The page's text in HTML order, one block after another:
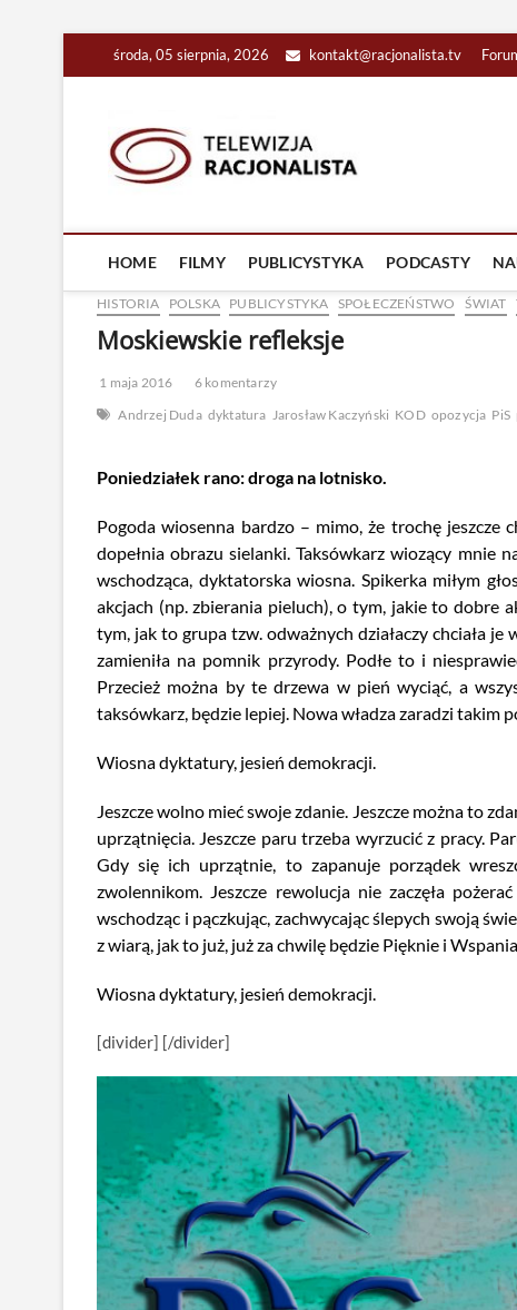
środa, 05 sierpnia, 2026 kontakt@racjonalista.tv
HOME FILMY PUBLICYSTYKA PODCASTY
HISTORIA POLSKA PUBLICYSTYKA SPOŁECZEŃSTWO ŚWIAT
Moskiewskie refleksje
1 maja 2016
6 komentarzy
Andrzej Duda dyktatura Jarosław Kaczyński KOD opozycja PiS
Poniedziałek rano: droga na lotnisko.
Pogoda wiosenna bardzo – mimo, że trochę jeszcze
dopełnia obrazu sielanki. Taksówkarz wiozący mnie
wschodząca, dyktatorska wiosna. Spikerka miłym
akcjach (np. zbierania pieluch), o tym, jakie to dobre
tym, jak to grupa tzw. odważnych działaczy chciała
zamieniła na pomnik przyrody. Podłe to i
Przecież można by te drzewa w pień wyciąć, a
taksówkarz, będzie lepiej. Nowa władza zaradzi takim
Wiosna dyktatury, jesień demokracji.
Jeszcze wolno mieć swoje zdanie. Jeszcze można to
uprzątnięcia. Jeszcze paru trzeba wyrzucić z pracy.
Gdy się ich uprzątnie, to zapanuje porządek
zwolennikom. Jeszcze rewolucja nie zaczęła
wschodząc i pączkując, zachwycając ślepych swoją
z wiarą, jak to już, już za chwilę będzie Pięknie i
Wiosna dyktatury, jesień demokracji.
[divider] [/divider]